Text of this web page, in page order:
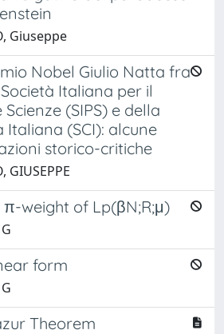
Giuseppe
Nobel Giulio Natta fra
Italiana per il
(SIPS) e della
Italiana (SCI): alcune
storico-critiche
GIUSEPPE
weight of Lp(βN;R;μ)
form
Theorem